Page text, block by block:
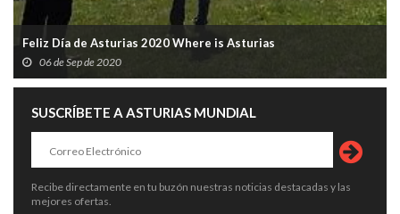
Feliz Día de Asturias 2020 Where is Asturias
06 de Sep de 2020
SUSCRÍBETE A ASTURIAS MUNDIAL
Recibe directamente en tu buzón nuestras noticias destacadas y las
mejores ofertas.